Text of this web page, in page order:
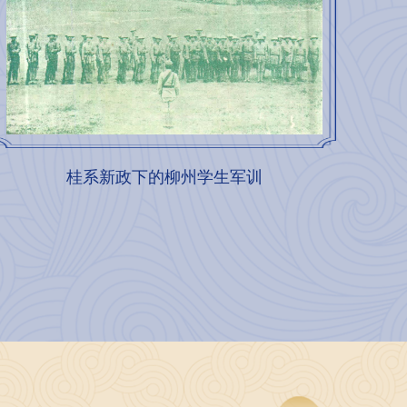
桂系新政下的柳州学生军训